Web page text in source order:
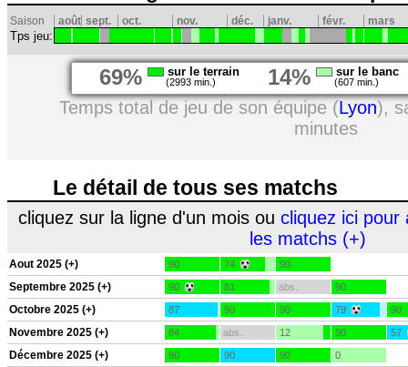
Saison août sept. oct. nov. déc. janv. févr. mars
Tps jeu:
69% sur le terrain
(2993 min.) 14% sur le banc
(607 min.)
Temps total de jeu de son équipe (Lyon),
minutes
Le détail de tous ses matchs
cliquez sur la ligne d'un mois ou cliquez ici pour
les matchs (+)
Aout 2025 (+) 90 74 90
Septembre 2025 (+) 90 81 abs. 90
Octobre 2025 (+) 87 90 90 79 90
Novembre 2025 (+) 84 abs. 12 90 57
Décembre 2025 (+) 90 90 90 0